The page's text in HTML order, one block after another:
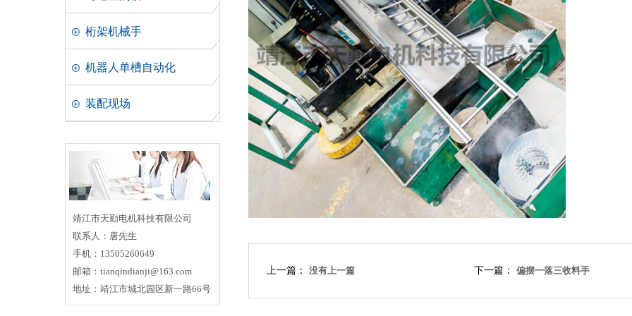
桁架机械手
机器人单槽自动化
装配现场
靖江市天勤电机科技有限公司
联系人：唐先生
手机：13505260649
邮箱：tianqindianji@163.com
地址：靖江市城北园区新一路66号
下一篇： 偏摆一落三收料手
上一篇： 没有上一篇